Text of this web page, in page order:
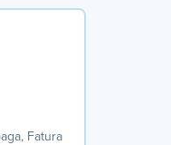
Fatura